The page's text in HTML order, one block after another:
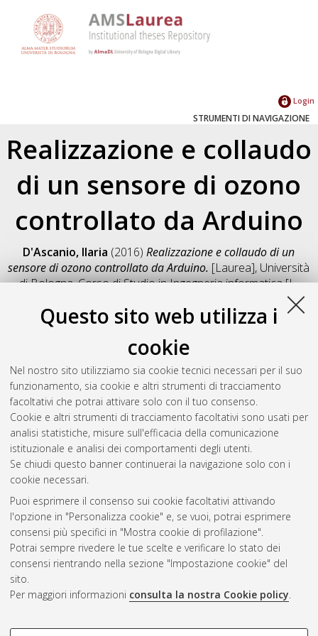
Questo sito web utilizza i
cookie
Nel nostro sito utilizziamo sia cookie tecnici necessari per il suo
funzionamento, sia cookie e altri strumenti di tracciamento
facoltativi che potrai attivare solo con il tuo consenso.
Cookie e altri strumenti di tracciamento facoltativi sono usati per
analisi statistiche, misure sull'efficacia della comunicazione
istituzionale e analisi dei comportamenti degli utenti.
Se chiudi questo banner continuerai la navigazione solo con i
cookie necessari.
Puoi esprimere il consenso sui cookie facoltativi attivando
l'opzione in "Personalizza cookie" e, se vuoi, potrai esprimere
consensi più specifici in "Mostra cookie di profilazione".
Potrai sempre rivedere le tue scelte e verificare lo stato dei
consensi rientrando nella sezione "Impostazione cookie" del
sito.
Per maggiori informazioni consulta la nostra Cookie policy.
Login
STRUMENTI DI NAVIGAZIONE
Realizzazione e collaudo
di un sensore di ozono
controllato da Arduino
D'Ascanio, Ilaria (2016)Realizzazione e collaudo di un
sensore di ozono controllato da Arduino. [Laurea], Università
di Bologna, Corso di Studio inIngegneria informatica [L-
Salva citazione
Condividi
Il full-text non è disponibile per scelta dell'autore. (
Abstract
Altri metadati
Gestione del documento:
Atom
Rss 1.0
Rss 2.0
AMS Laurea
Impostazioni Cookie